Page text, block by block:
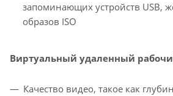
запоминающих устройств USB,
образов ISO
Виртуальный удаленный
Качество видео, такое как